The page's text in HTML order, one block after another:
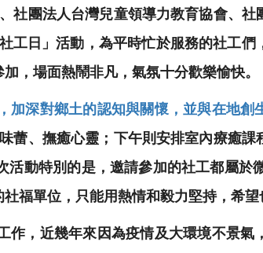
社團法人台灣兒童領導力教育協會、
日」活動，為平時忙於服務的社工們
，場面熱鬧非凡，氣氛十分歡樂愉快。
加深對鄉土的認知與關懷，並與在地創
蕾、撫癒心靈；下午則安排室內療癒
動特別的是，邀請參加的社工都屬於
福單位，只能用熱情和毅力堅持，希望
，近幾年來因為疫情及大環境不景氣